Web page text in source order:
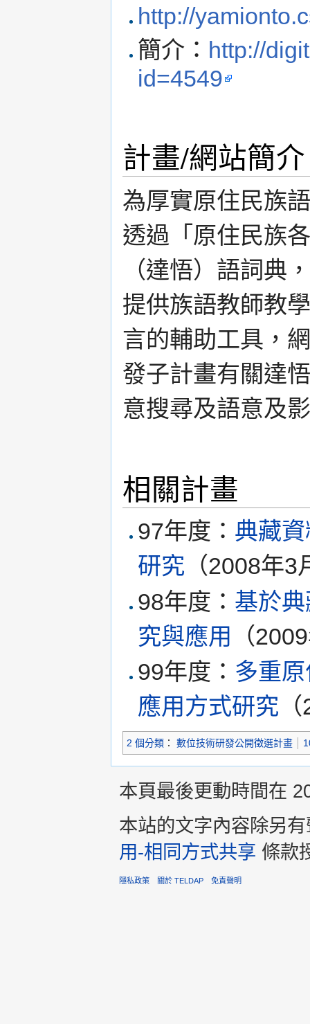
http://
簡介： http://
id=4549
計畫/網站簡介
為厚實原住民族
透過「原住民族
（達悟）語詞典
提供族語教師教
言的輔助工具，
發子計畫有關達
意搜尋及語意及
相關計畫
97年度： 典藏
研究 （2008年
98年度： 基於
究與應用
（
99年度： 多重
應用方式研究
2 個分類 ： 數位技術研發公開徵選計畫
本頁最後更動時間在
本站的文字內容除另
用-相同方式共享 條款
隱私政策 關於 TELDAP 免責聲明